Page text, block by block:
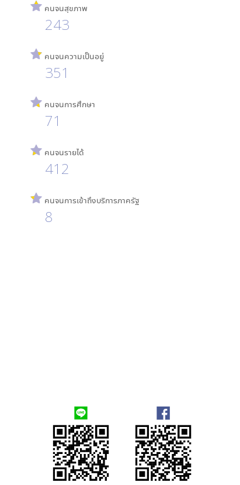
คนจนสุขภาพ
243
คนจนความเป็นอยู่
351
คนจนการศึกษา
71
คนจนรายได้
412
คนจนการเข้าถึงบริการภาครัฐ
8